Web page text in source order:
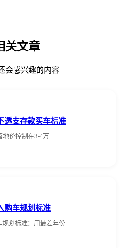
关文章
会感兴趣的内容
透支存款买车标准
地价控制在3-4万…
购车规划标准
划标准：用最差年份…